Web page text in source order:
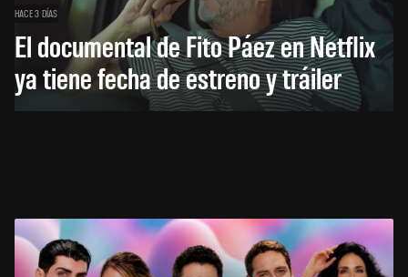
HACE 3 DÍAS
El documental de Fito Páez en Netflix
ya tiene fecha de estreno y tráiler